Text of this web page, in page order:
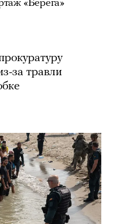
«Берега»
за травли